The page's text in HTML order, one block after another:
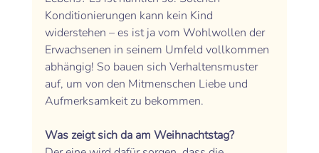
Konditionierungen kann kein Kind
widerstehen – es ist ja vom Wohlwollen der
Erwachsenen in seinem Umfeld vollkommen
abhängig! So bauen sich Verhaltensmuster
auf, um von den Mitmenschen Liebe und
Aufmerksamkeit zu bekommen.
Was zeigt sich da am Weihnachtstag?